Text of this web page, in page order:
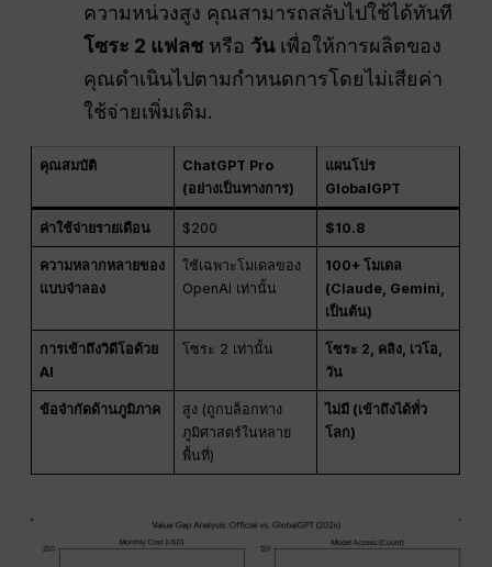
ความหน่วงสูง คุณสามารถสลับไปใช้ได้ทันที
โซระ 2 แฟลช หรือ วันเพื่อให้การผลิตของ
คุณดำเนินไปตามกำหนดการโดยไม่เสียค่า
ใช้จ่ายเพิ่มเติม.
คุณสมบัติ
ChatGPT Pro
(อย่างเป็นทางการ)
แผนโปร
GlobalGPT
ค่าใช้จ่ายรายเดือน $200 $10.8
ความหลากหลายของ
แบบจำลอง
ใช้เฉพาะโมเดลของ
OpenAI เท่านั้น
100+ โมเดล
(Claude, Gemini,
เป็นต้น)
การเข้าถึงวิดีโอด้วย
AI
โซระ 2 เท่านั้น
โซระ 2, คลิง, เวโอ,
วัน
ข้อจำกัดด้านภูมิภาค
สูง (ถูกบล็อกทาง
ภูมิศาสตร์ในหลาย
พื้นที่)
ไม่มี (เข้าถึงได้ทั่ว
โลก)